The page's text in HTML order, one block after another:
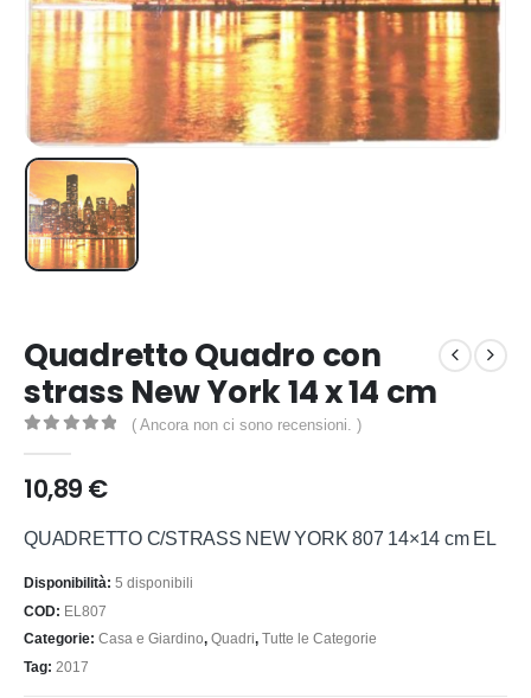
Quadretto Quadro con
strass New York 14 x 14 cm
( Ancora non ci sono recensioni. )
10,89 €
QUADRETTO C/STRASS NEW YORK 807 14×14 cm EL
Disponibilità: 5 disponibili
COD: EL807
Categorie: Casa e Giardino, Quadri, Tutte le Categorie
Tag: 2017